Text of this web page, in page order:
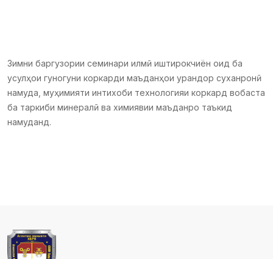
Зимни баргузории семинари илмӣ иштирокчиён оид ба
усулҳои гуногуни коркарди маъданҳои урандор суханронӣ
намуда, муҳимияти интихоби технологияи коркард вобаста
ба таркиби минералӣ ва химиявии маъданро таъкид
намуданд.